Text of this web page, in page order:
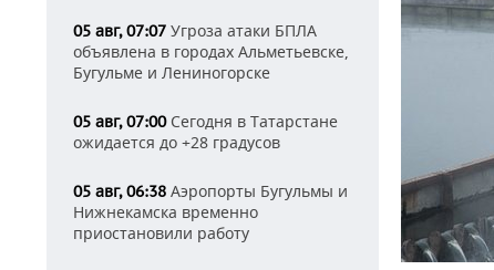
05 авг, 07:07 Угроза атаки БПЛА
объявлена в городах Альметьевске,
Бугульме и Лениногорске
05 авг, 07:00Сегодня в Татарстане
ожидается до +28 градусов
05 авг, 06:38 Аэропорты Бугульмы и
Нижнекамска временно
приостановили работу